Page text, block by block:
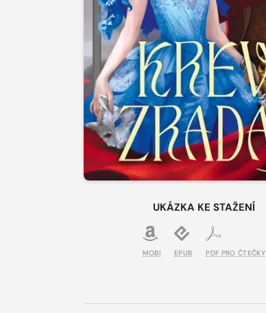
UKÁZKA KE STAŽENÍ
MOBI EPUB PDF PRO ČTEČKY